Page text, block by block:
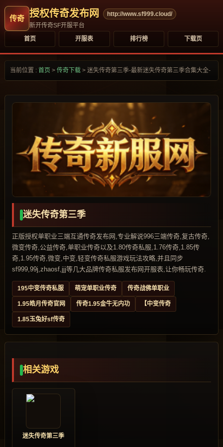
授权传奇发布网
http://www.sf999.cloud/
新开传奇SF开服平台
首页
开服表 排行榜 下载页
当前位置 : 首页 > 传奇下载 > 迷失传奇第三季-最新迷失传奇第三季合集大全-
迷失传奇第三季
正版授权单职业三端互通传奇发布网,专业解说996三端传奇,复古传奇,
微变传奇,公益传奇,单职业传奇以及1.80传奇私服,1.76传奇,1.85传
奇,1.95传奇,微变,中变,轻变传奇私服游戏玩法攻略,并且同步
sf999,99j,zhaosf,jjj等几大品牌传奇私服发布网开服表,让你畅玩传奇.
195中变传奇私服 萌宠单职业传奇 传奇战佛单职业
1.95皓月传奇官网 传奇1.95金牛无内功 【中变传奇
1.85玉兔好sf传奇
相关游戏
迷失传奇第三季